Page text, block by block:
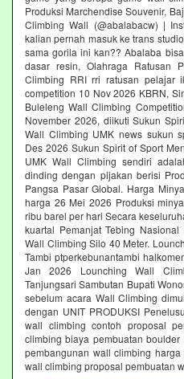
Produksi Marchendise Souvenir,
Climbing Wall (@abalabacw) |
kalian pernah masuk ke trans
sama gorila ini kan?? Abalaba
dasar resin, Olahraga Ratusan
Climbing RRI rri ratusan pelajar
competition 10 Nov 2026 KBRN,
Buleleng Wall Climbing
November 2026, diikuti Sukun
Wall Climbing UMK news sukun
Des 2026 Sukun Spirit of Sport
UMK Wall Climbing sendiri
dinding dengan pijakan berisi
Pangsa Pasar Global. Harga
harga 26 Mei 2026 Produksi
ribu barel per hari Secara
kuartal Pemanjat Tebing
Wall Climbing Silo 40 Meter.
Tambi ptperkebunantambi
Jan 2026 Lounching Wall
Tanjungsari Sambutan Bupati
sebelum acara Wall Climbing
dengan UNIT PRODUKSI
wall climbing contoh proposal
climbing biaya pembuatan
pembangunan wall climbing
wall climbing proposal pembuatan